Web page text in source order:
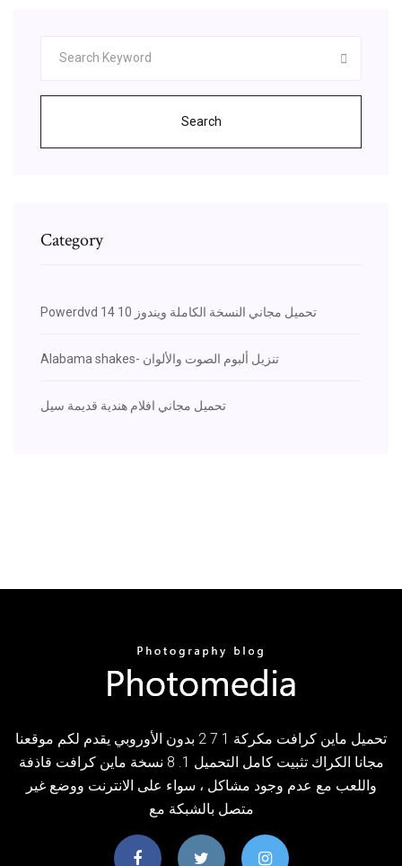
Search
Category
Powerdvd 14 تحميل مجاني النسخة الكاملة ويندوز 10
Alabama shakes- تنزيل ألبوم الصوت والألوان
تحميل مجاني افلام هندية قديمة سيل
تحميل ماين كرافت مكركة 1 7 2 بدون الأوروبي يقدم لكم موقعنا
مجانا الكراك تثبيت كامل التحميل 1. 8 نسخة ماين كرافت قاذفة
واللعب مع عدم وجود مشاكل ، سواء على الانترنت ووضع غير
متصل بالشبكة مع